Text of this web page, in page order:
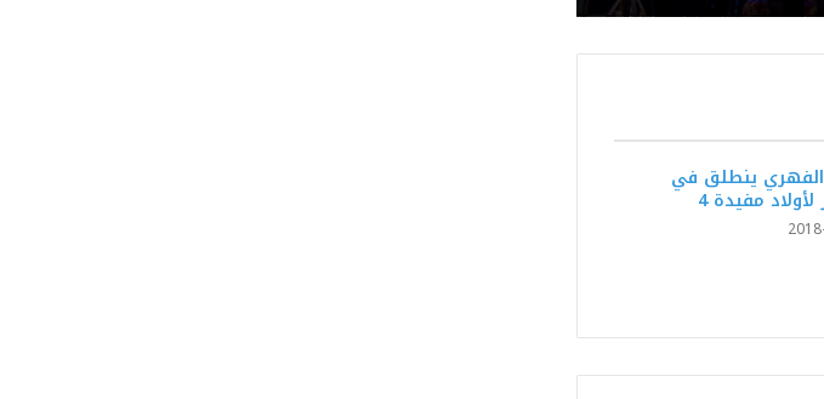
سهرة استثنائية لوائل
مهرجان بوقرنين الدولي.
للفنون الشعبية
رامي عياش: نوستالجيّا
مهرجان العبادلة الدولي
ينطلق في
لأولاد مفيدة 4